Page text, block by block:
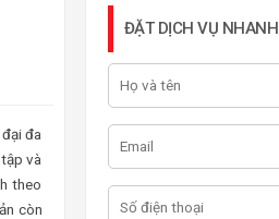
đa
và
theo
còn
ĐẶT DỊCH VỤ NHANH